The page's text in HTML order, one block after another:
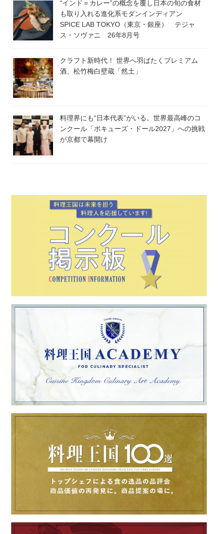
“インド＝カレー”の概念を覆し日本の旬の食材
も取り入れる進化系モダンインディアン
SPICE LAB TOKYO（東京・銀座） テジャ
ス・ソヴァニ 26年8月号
クラフト新時代！ 世界へ羽ばたくプレミアム
酒、松竹梅白壁蔵「然土」
料理界にも“日本代表”がいる。世界最高峰のコ
ンクール「ボキューズ・ドール2027」への挑戦
が京都で幕開け